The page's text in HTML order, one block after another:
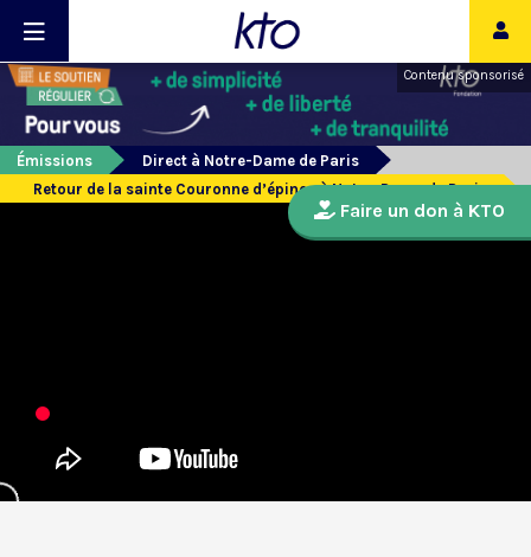
Contenu sponsorisé
Émissions
Direct à Notre-Dame de Paris
Retour de la sainte Couronne d’épines à Notre-Dame de Paris
Faire un don à KTO